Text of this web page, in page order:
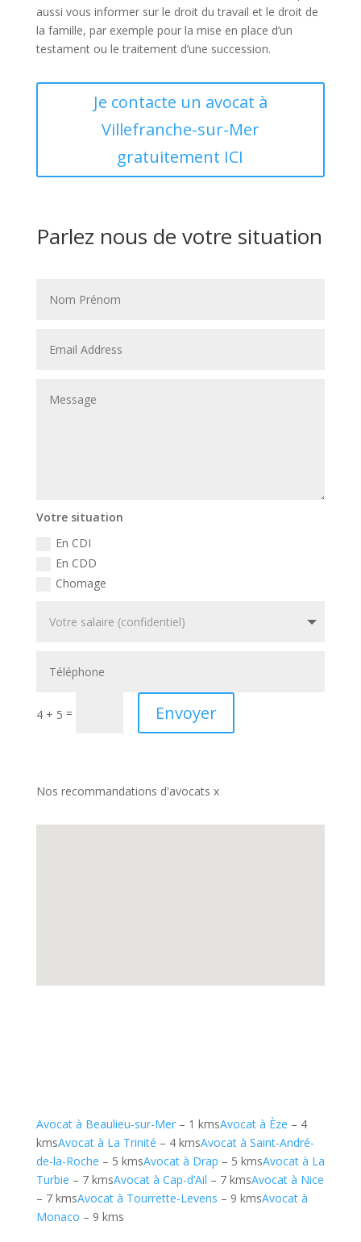
aussi vous informer sur le droit du travail et le droit de
la famille, par exemple pour la mise en place d’un
testament ou le traitement d’une succession.
Je contacte un avocat à
Villefranche-sur-Mer
gratuitement ICI
Parlez nous de votre situation
Votre situation
En CDI
En CDD
Chomage
4 + 5 = Envoyer
Nos recommandations d'avocats x
Avocat à Beaulieu-sur-Mer– 1 kmsAvocat à Èze – 4
kmsAvocat à La Trinité – 4 kmsAvocat à Saint-André-
de-la-Roche – 5 kmsAvocat à Drap – 5 kmsAvocat à La
Turbie – 7 kmsAvocat à Cap-d’Ail – 7 kmsAvocat à Nice
– 7 kmsAvocat à Tourrette-Levens – 9 kmsAvocat à
Monaco – 9 kms